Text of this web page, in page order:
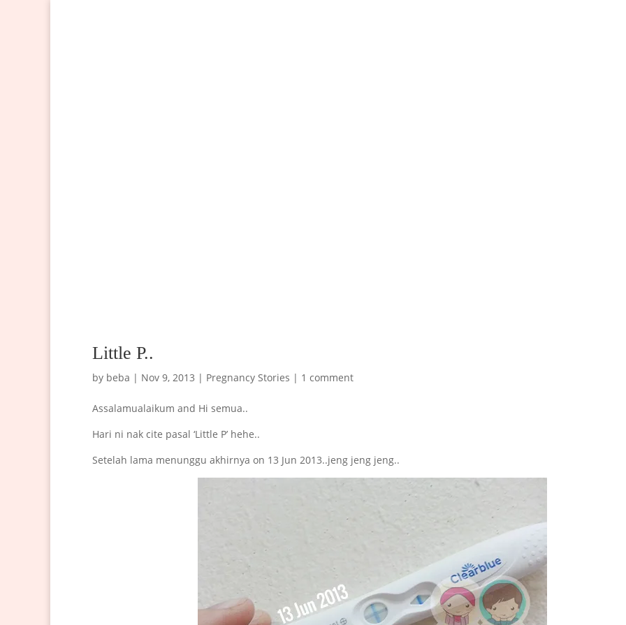
Little P..
by beba | Nov 9, 2013 | Pregnancy Stories | 1 comment
Assalamualaikum and Hi semua..
Hari ni nak cite pasal ‘Little P’ hehe..
Setelah lama menunggu akhirnya on 13 Jun 2013..jeng jeng jeng..